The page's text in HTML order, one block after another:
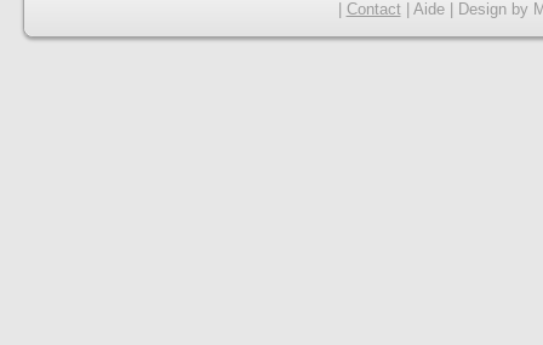
Contact| Aide| Designby